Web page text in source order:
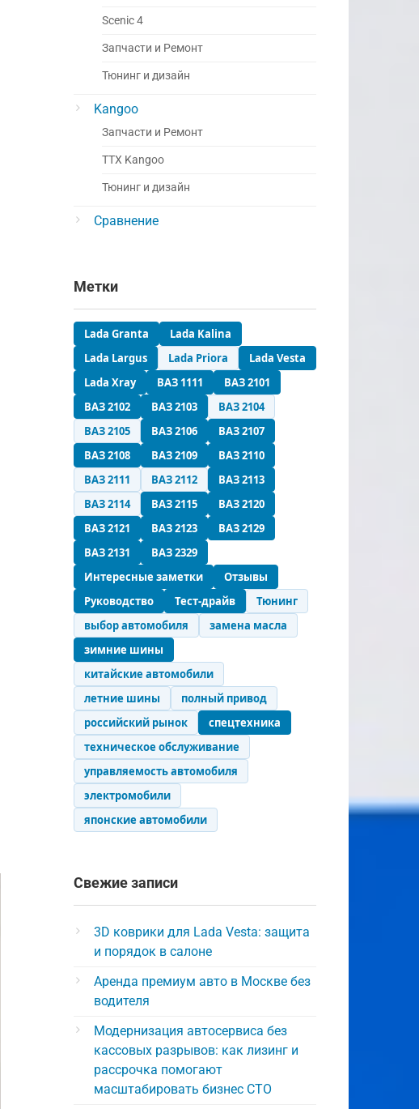
Scenic 4
Запчасти и Ремонт
Тюнинг и дизайн
Kangoo
Запчасти и Ремонт
ТТХ Kangoo
Тюнинг и дизайн
Сравнение
Метки
Lada Granta
Lada Kalina
Lada Largus
Lada Priora
Lada Vesta
Lada Xray
ВАЗ 1111
ВАЗ 2101
ВАЗ 2102
ВАЗ 2103
ВАЗ 2104
ВАЗ 2105
ВАЗ 2106
ВАЗ 2107
ВАЗ 2108
ВАЗ 2109
ВАЗ 2110
ВАЗ 2111
ВАЗ 2112
ВАЗ 2113
ВАЗ 2114
ВАЗ 2115
ВАЗ 2120
ВАЗ 2121
ВАЗ 2123
ВАЗ 2129
ВАЗ 2131
ВАЗ 2329
Интересные заметки
Отзывы
Руководство
Тест-драйв
Тюнинг
выбор автомобиля
замена масла
зимние шины
китайские автомобили
летние шины
полный привод
российский рынок
спецтехника
техническое обслуживание
управляемость автомобиля
электромобили
японские автомобили
Свежие записи
3D коврики для Lada Vesta: защита
и порядок в салоне
Аренда премиум авто в Москве без
водителя
Модернизация автосервиса без
кассовых разрывов: как лизинг и
рассрочка помогают
масштабировать бизнес СТО